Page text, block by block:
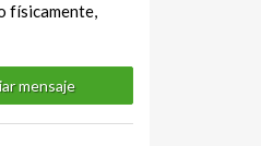
físicamente,
mensaje